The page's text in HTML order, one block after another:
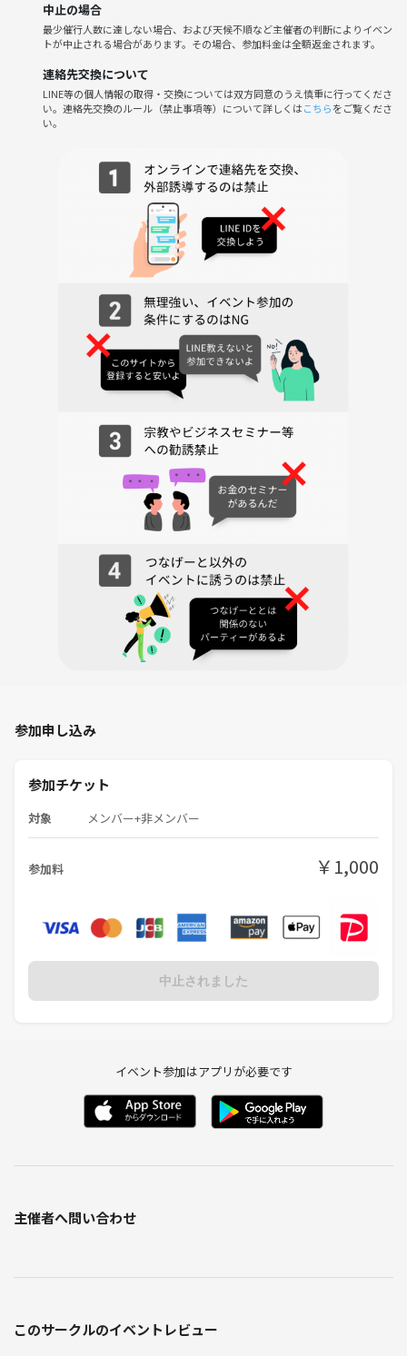
中止の場合
最少催行人数に達しない場合、および天候不順など主催者の判断によりイベン
トが中止される場合があります。その場合、参加料金は全額返金されます。
連絡先交換について
LINE等の個人情報の取得・交換については双方同意のうえ慎重に行ってくださ
い。連絡先交換のルール（禁止事項等）について詳しくはこちらをご覧くださ
い。
参加申し込み
参加チケット
対象 メンバー+非メンバー
参加料 ￥1,000
中止されました
イベント参加はアプリが必要です
主催者へ問い合わせ
このサークルのイベントレビュー